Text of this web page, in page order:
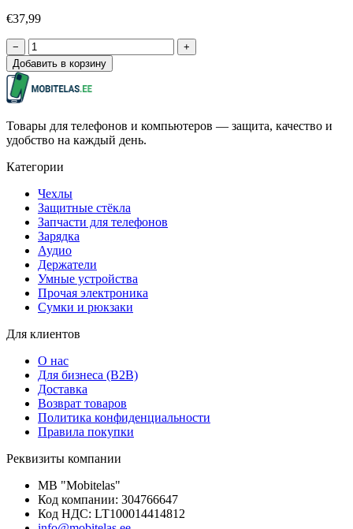
€37,99
−
+
Добавить в корзину
Товары для телефонов и компьютеров — защита, качество и
удобство на каждый день.
Категории
Чехлы
Защитные стёкла
Запчасти для телефонов
Зарядка
Аудио
Держатели
Умные устройства
Прочая электроника
Сумки и рюкзаки
Для клиентов
О нас
Для бизнеса (B2B)
Доставка
Возврат товаров
Политика конфиденциальности
Правила покупки
Реквизиты компании
MB "Mobitelas"
Код компании: 304766647
Код НДС: LT100014414812